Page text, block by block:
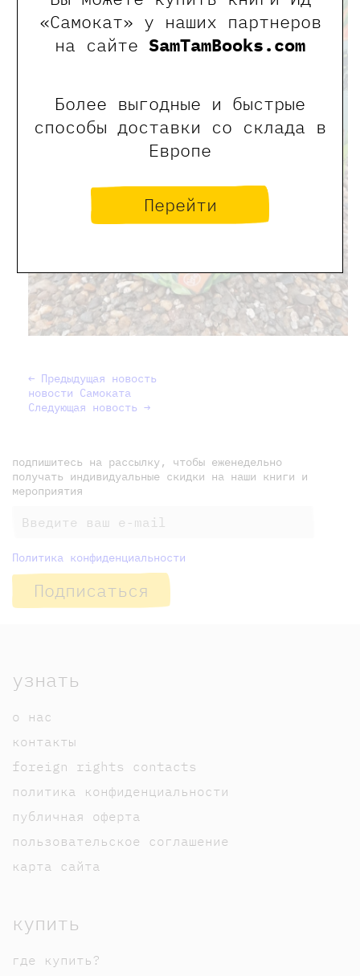
«Самокат» у наших партнеров
на сайте SamTamBooks.com
Более выгодные и быстрые
способы доставки со склада в
Европе
Перейти
← Предыдущая новость
новости Самоката
Следующая новость →
подпишитесь на рассылку, чтобы еженедельно
получать индивидуальные скидки на наши книги и
мероприятия
Политика конфиденциальности
Подписаться
узнать
о нас
контакты
foreign rights contacts
политика конфиденциальности
публичная оферта
пользовательское соглашение
карта сайта
купить
где купить?